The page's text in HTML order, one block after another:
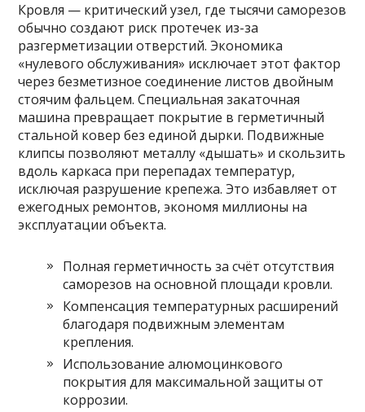
Кровля — критический узел, где тысячи саморезов
обычно создают риск протечек из-за
разгерметизации отверстий. Экономика
«нулевого обслуживания» исключает этот фактор
через безметизное соединение листов двойным
стоячим фальцем. Специальная закаточная
машина превращает покрытие в герметичный
стальной ковер без единой дырки. Подвижные
клипсы позволяют металлу «дышать» и скользить
вдоль каркаса при перепадах температур,
исключая разрушение крепежа. Это избавляет от
ежегодных ремонтов, экономя миллионы на
эксплуатации объекта.
Полная герметичность за счёт отсутствия
саморезов на основной площади кровли.
Компенсация температурных расширений
благодаря подвижным элементам
крепления.
Использование алюмоцинкового
покрытия для максимальной защиты от
коррозии.